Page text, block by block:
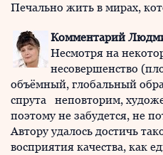
Печально жить в мирах,
Комментарий
Несмотря на
несовершенство
объёмный, глобальный
спрута неповторим,
поэтому не забудется, не
Автору удалось достичь
восприятия качества, как